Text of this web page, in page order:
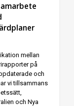
mellan
på
och
vi tillsammans
och Nya